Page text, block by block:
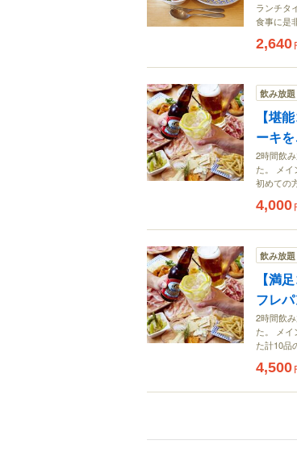
ランチタ
食事に是
2,640
飲み放題
【堪
ーキ
2時間飲
た。 メ
初めての
4,000
飲み放題
【満
フレ
2時間飲
た。 メ
た計10品
4,500